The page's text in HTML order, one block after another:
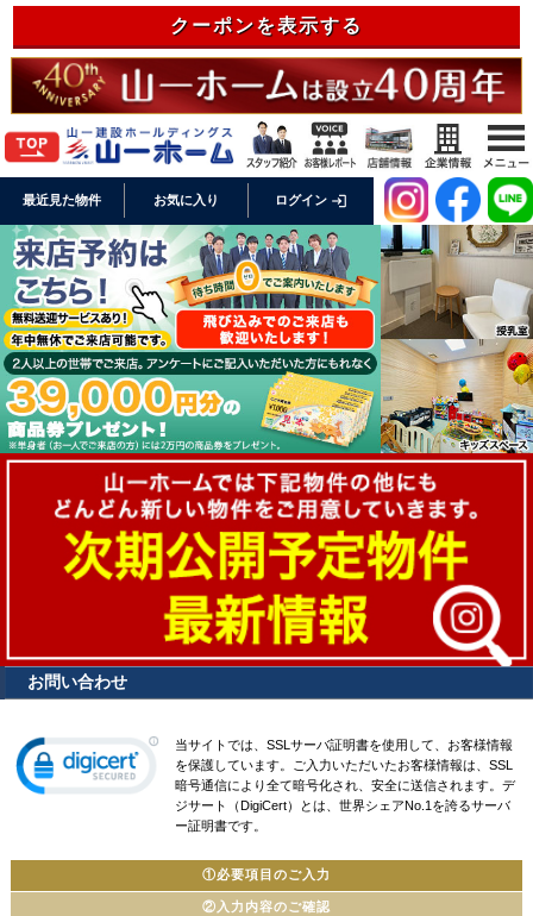
クーポンを表示する
最近見た物件 お気に入り ログイン login
お問い合わせ
当サイトでは、SSLサーバ証明書を使用して、お客様情報
を保護しています。ご入力いただいたお客様情報は、SSL
暗号通信により全て暗号化され、安全に送信されます。デ
ジサート（DigiCert）とは、世界シェアNo.1を誇るサーバ
ー証明書です。
①必要項目のご入力
②入力内容のご確認